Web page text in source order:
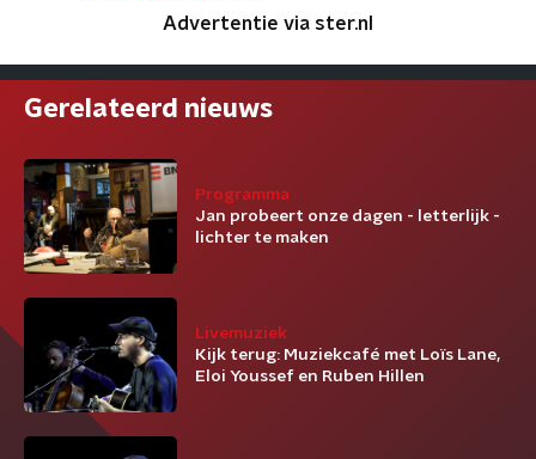
Advertentie via ster.nl
Gerelateerd nieuws
Programma
Jan probeert onze dagen - letterlijk -
lichter te maken
Livemuziek
Kijk terug: Muziekcafé met Loïs Lane,
Eloi Youssef en Ruben Hillen